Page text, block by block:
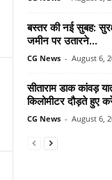
बस्तर की नई सुबह:
जमीन पर उतारने...
CG News - August 6,
सीताराम डाक कांवड़
किलोमीटर दौड़ते हुए
CG News - August 6,